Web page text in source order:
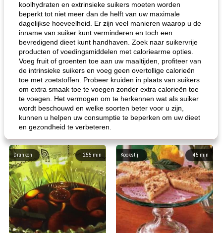
koolhydraten en extrinsieke suikers moeten worden
beperkt tot niet meer dan de helft van uw maximale
dagelijkse hoeveelheid. Er zijn veel manieren waarop u de
inname van suiker kunt verminderen en toch een
bevredigend dieet kunt handhaven. Zoek naar suikervrije
producten of voedingsmiddelen met caloriearme opties.
Voeg fruit of groenten toe aan uw maaltijden, profiteer van
de intrinsieke suikers en voeg geen overtollige calorieën
toe met zoetstoffen. Probeer kruiden in plaats van suikers
om extra smaak toe te voegen zonder extra calorieën toe
te voegen. Het vermogen om te herkennen wat als suiker
wordt beschouwd en welke soorten beter voor u zijn,
kunnen u helpen uw consumptie te beperken om uw dieet
en gezondheid te verbeteren.
255min
Dranken 45 min
Kookstijl